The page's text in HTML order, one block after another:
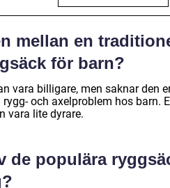
mellan en
för barn?
vara billigare, men saknar den
och axelproblem hos barn.
vara lite dyrare.
de populära